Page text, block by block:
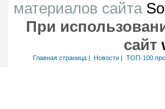
материалов сайта
При
сайт
Главная страница| Новости| ТОП-100